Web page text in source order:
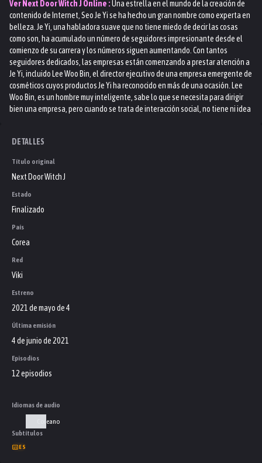
VerNext Door Witch JOnline :Una estrella en el mundo de la creación de
contenido de Internet, Seo Je Yi se ha hecho un gran nombre como experta en
belleza. Je Yi, una habladora suave que no tiene miedo de decir las cosas
como son, ha acumulado un número de seguidores impresionante desde el
comienzo de su carrera y los números siguen aumentando. Con tantos
seguidores dedicados, las empresas están comenzando a prestar atención a
Je Yi, incluido Lee Woo Bin, el director ejecutivo de una empresa emergente de
cosméticos cuyos productos Je Yi ha reconocido en más de una ocasión. Lee
Woo Bin, es un hombre muy inteligente, sabe lo que se necesita para dirigir
bien una empresa, pero cuando se trata de interacción social, no tiene ni idea
la estrella en ascenso, pero cada intento que ha hecho hasta ahora ha
MCN, una empresa especializada en la gestión de creadores de contenido, se
ha interesado repentinamente en Je Yi y está decidido a conquistarla. Con
tantos caminos que ahora se abren ante ella, Je Yi debe decidir qué camino la
cuando su cabeza le dice que vaya por un camino y su corazón le dice que vaya
por otro?
DETALLES
Título original
Next Door Witch J
Estado
Finalizado
País
Corea
Red
Viki
Estreno
2021 de mayo de 4
Última emisión
4 de junio de 2021
Episodios
12 episodios
Idiomas de audio
Coreano
Subtítulos
ES